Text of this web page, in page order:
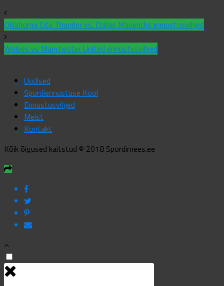
Oklahoma City Thunder vs. Dallas Mavericks ennustusvihjed
Wolves vs Manchester United ennustusvihjed
Uudised
Spordiennustuse Kool
Ennustusvihjed
Meist
Kontakt
Kõik õigused kaitstud © 2018 Spordimees.ee